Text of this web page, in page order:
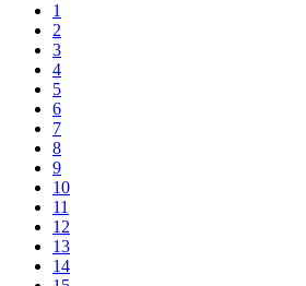
1
2
3
4
5
6
7
8
9
10
11
12
13
14